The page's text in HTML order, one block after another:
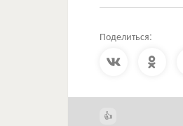
Поделиться: